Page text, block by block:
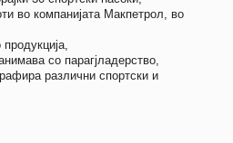
во компанијата Макпетрол, во
со парагјладерство,
различни спортски и